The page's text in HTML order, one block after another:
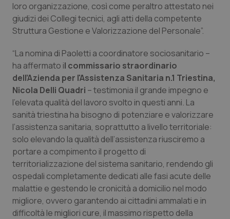
Valle D’Aosta
Veneto
Oncodermatologia
Oncoematologia
Oncologia & Nutrizione
Psoriasi & pelle
Quotidiano Cardiologia
Quotidiano Chirurgia
Quotidiano Oncologia
Quotidiano Pediatria
loro organizzazione, così come peraltro attestato nei
giudizi dei Collegi tecnici, agli atti della competente
Struttura Gestione e Valorizzazione del Personale”.
“La nomina di Paoletti a coordinatore sociosanitario –
ha affermato il commissario straordinario
dell’Azienda per l'Assistenza Sanitaria n.1 Triestina,
Nicola Delli Quadri – testimonia il grande impegno e
l’elevata qualità del lavoro svolto in questi anni. La
sanità triestina ha bisogno di potenziare e valorizzare
l’assistenza sanitaria, soprattutto a livello territoriale:
solo elevando la qualità dell’assistenza riusciremo a
portare a compimento il progetto di
territorializzazione del sistema sanitario, rendendo gli
ospedali completamente dedicati alle fasi acute delle
malattie e gestendo le cronicità a domicilio nel modo
migliore, ovvero garantendo ai cittadini ammalati e in
difficoltà le migliori cure, il massimo rispetto della